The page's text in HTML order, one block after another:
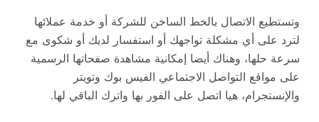
وتستطيع الاتصال بالخط الساخن للشركة أو خدمة عملائها
لترد على أي مشكلة تواجهك أو استفسار لديك أو شكوى مع
سرعة حلها، وهناك أيضا إمكانية مشاهدة صفحاتها الرسمية
على مواقع التواصل الاجتماعي الفيس بوك وتويتر
والإنستجرام، هيا اتصل على الفور بها واترك الباقي لها.